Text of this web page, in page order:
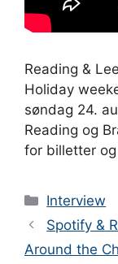
Reading &
Holiday
søndag 24.
Reading og
for billetter
Kategorier
Interview
Spotify &
Around the